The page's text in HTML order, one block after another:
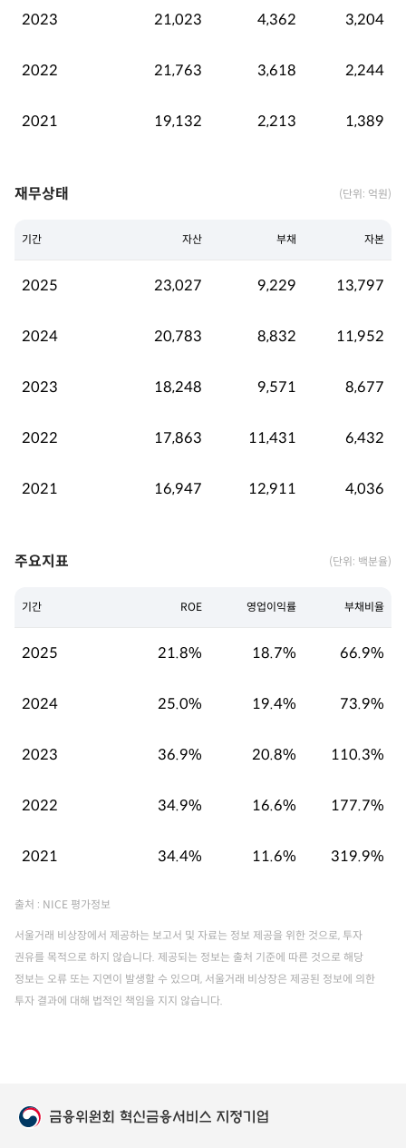
2023 21,023 4,362 3,204
2022 21,763 3,618 2,244
2021 19,132 2,213 1,389
재무상태 (단위: 억원)
기간 자산 부채 자본
2025 23,027 9,229 13,797
2024 20,783 8,832 11,952
2023 18,248 9,571 8,677
2022 17,863 11,431 6,432
2021 16,947 12,911 4,036
주요지표 (단위: 백분율)
기간 ROE 영업이익률 부채비율
2025 21.8% 18.7% 66.9%
2024 25.0% 19.4% 73.9%
2023 36.9% 20.8% 110.3%
2022 34.9% 16.6% 177.7%
2021 34.4% 11.6% 319.9%
출처 : NICE 평가정보
서울거래 비상장에서 제공하는 보고서 및 자료는 정보 제공을 위한 것으로, 투자
권유를 목적으로 하지 않습니다. 제공되는 정보는 출처 기준에 따른 것으로 해당
정보는 오류 또는 지연이 발생할 수 있으며, 서울거래 비상장은 제공된 정보에 의한
투자 결과에 대해 법적인 책임을 지지 않습니다.